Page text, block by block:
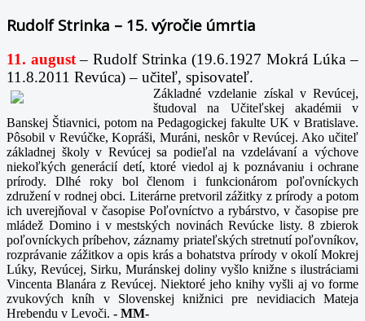
Rudolf Strinka – 15. výročie úmrtia
11. august – Rudolf Strinka (19.6.1927 Mokrá Lúka –
11.8.2011 Revúca) – učiteľ, spisovateľ.
Základné vzdelanie získal v Revúcej,
študoval na Učiteľskej akadémii v
Banskej Štiavnici, potom na Pedagogickej fakulte UK v Bratislave.
Pôsobil v Revúčke, Kopráši, Muráni, neskôr v Revúcej. Ako učiteľ
základnej školy v Revúcej sa podieľal na vzdelávaní a výchove
niekoľkých generácií detí, ktoré viedol aj k poznávaniu i ochrane
prírody. Dlhé roky bol členom i funkcionárom poľovníckych
združení v rodnej obci. Literárne pretvoril zážitky z prírody a potom
ich uverejňoval v časopise Poľovníctvo a rybárstvo, v časopise pre
mládež Domino i v mestských novinách Revúcke listy. 8 zbierok
poľovníckych príbehov, záznamy priateľských stretnutí poľovníkov,
rozprávanie zážitkov a opis krás a bohatstva prírody v okolí Mokrej
Lúky, Revúcej, Sirku, Muránskej doliny vyšlo knižne s ilustráciami
Vincenta Blanára z Revúcej. Niektoré jeho knihy vyšli aj vo forme
zvukových kníh v Slovenskej knižnici pre nevidiacich Mateja
Hrebendu v Levoči. - MM-